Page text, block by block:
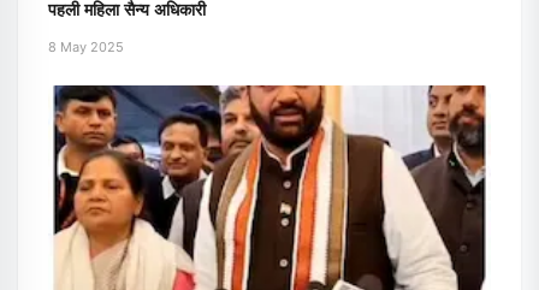
पहली महिला सैन्य अधिकारी
8 May 2025